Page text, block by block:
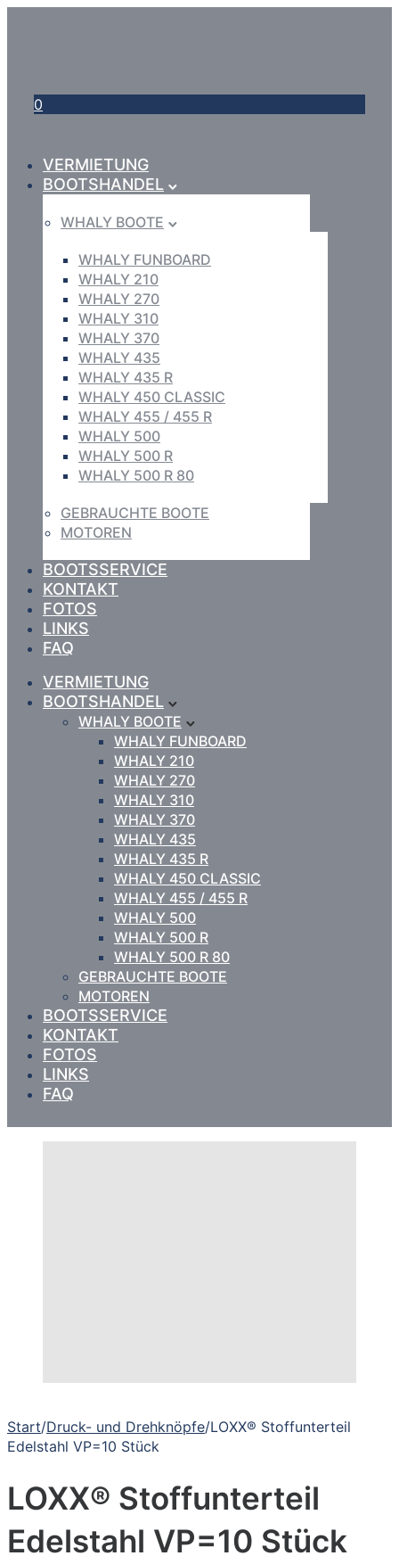
0
VERMIETUNG
BOOTSHANDEL
WHALY BOOTE
WHALY FUNBOARD
WHALY 210
WHALY 270
WHALY 310
WHALY 370
WHALY 435
WHALY 435 R
WHALY 450 CLASSIC
WHALY 455 / 455 R
WHALY 500
WHALY 500 R
WHALY 500 R 80
GEBRAUCHTE BOOTE
MOTOREN
BOOTSSERVICE
KONTAKT
FOTOS
LINKS
FAQ
VERMIETUNG
BOOTSHANDEL
WHALY BOOTE
WHALY FUNBOARD
WHALY 210
WHALY 270
WHALY 310
WHALY 370
WHALY 435
WHALY 435 R
WHALY 450 CLASSIC
WHALY 455 / 455 R
WHALY 500
WHALY 500 R
WHALY 500 R 80
GEBRAUCHTE BOOTE
MOTOREN
BOOTSSERVICE
KONTAKT
FOTOS
LINKS
FAQ
Start/Druck- und Drehknöpfe/LOXX® Stoffunterteil
Edelstahl VP=10 Stück
LOXX® Stoffunterteil
Edelstahl VP=10 Stück